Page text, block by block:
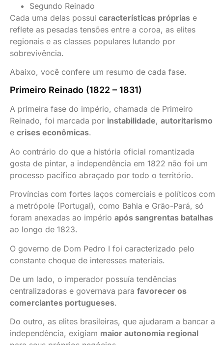
Segundo Reinado
Cada uma delas possui características próprias e
reflete as pesadas tensões entre a coroa, as elites
regionais e as classes populares lutando por
sobrevivência.
Abaixo, você confere um resumo de cada fase.
Primeiro Reinado (1822 – 1831)
A primeira fase do império, chamada de Primeiro
Reinado, foi marcada por instabilidade, autoritarismo
e crises econômicas.
Ao contrário do que a história oficial romantizada
gosta de pintar, a independência em 1822 não foi um
processo pacífico abraçado por todo o território.
Províncias com fortes laços comerciais e políticos com
a metrópole (Portugal), como Bahia e Grão-Pará, só
foram anexadas ao império após sangrentas batalhas
ao longo de 1823.
O governo de Dom Pedro I foi caracterizado pelo
constante choque de interesses materiais.
De um lado, o imperador possuía tendências
centralizadoras e governava para favorecer os
comerciantes portugueses.
Do outro, as elites brasileiras, que ajudaram a bancar a
independência, exigiam maior autonomia regional